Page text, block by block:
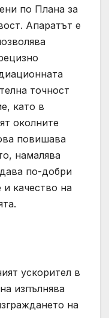
по Плана за
Апаратът е
точност
като в
околните
повишава
намалява
по-добри
и качество на
ускорител в
изпълнява
на